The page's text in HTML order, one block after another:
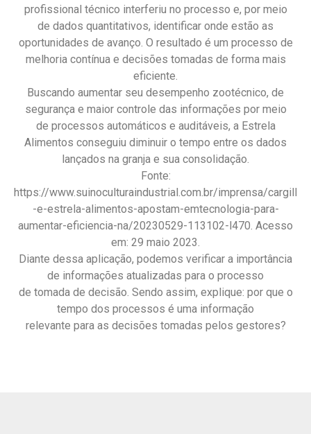
profissional técnico interferiu no processo e, por meio
de dados quantitativos, identificar onde estão as
oportunidades de avanço. O resultado é um processo de
melhoria contínua e decisões tomadas de forma mais
eficiente.
Buscando aumentar seu desempenho zootécnico, de
segurança e maior controle das informações por meio
de processos automáticos e auditáveis, a Estrela
Alimentos conseguiu diminuir o tempo entre os dados
lançados na granja e sua consolidação.
Fonte:
https://www.suinoculturaindustrial.com.br/imprensa/cargill
-e-estrela-alimentos-apostam-emtecnologia-para-
aumentar-eficiencia-na/20230529-113102-l470. Acesso
em: 29 maio 2023.
Diante dessa aplicação, podemos verificar a importância
de informações atualizadas para o processo
de tomada de decisão. Sendo assim, explique: por que o
tempo dos processos é uma informação
relevante para as decisões tomadas pelos gestores?